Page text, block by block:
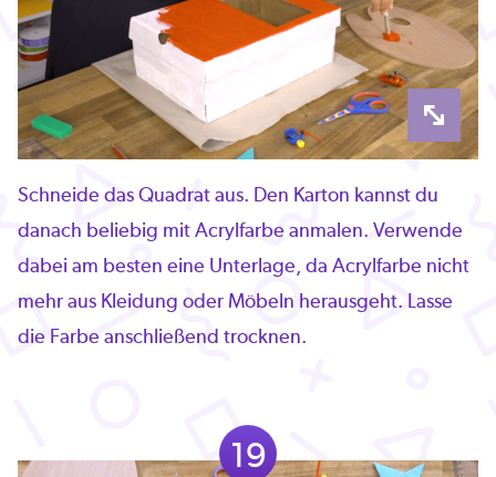
Schneide das Quadrat aus. Den Karton kannst du
danach beliebig mit Acrylfarbe anmalen. Verwende
dabei am besten eine Unterlage, da Acrylfarbe nicht
mehr aus Kleidung oder Möbeln herausgeht. Lasse
die Farbe anschließend trocknen.
19